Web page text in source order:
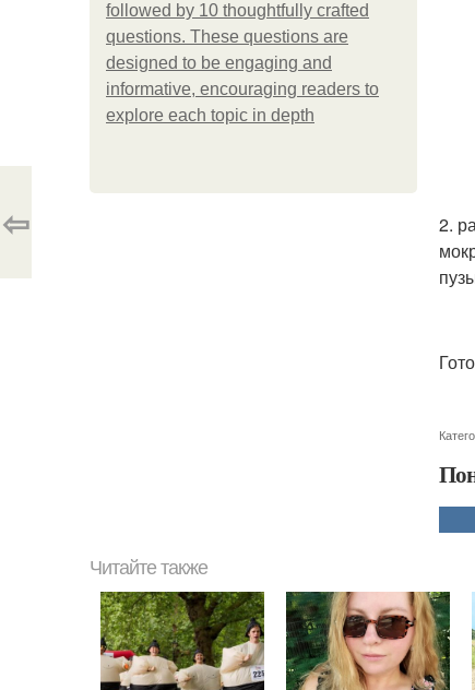
followed by 10 thoughtfully crafted
questions. These questions are
designed to be engaging and
informative, encouraging readers to
explore each topic in depth
2.
⇦
Читайте также